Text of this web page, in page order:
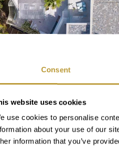
Consent
website uses cookies
use cookies to personalise
about your use of our
information that you’ve
VILLA IN